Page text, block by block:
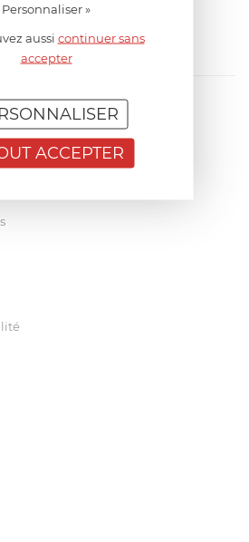
Batt ?
Personnaliser »
aussi continuer sans
accepter
ACCEPTER